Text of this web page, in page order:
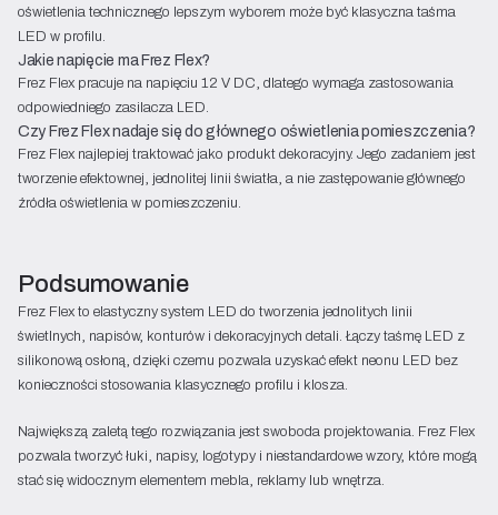
oświetlenia technicznego lepszym wyborem może być klasyczna taśma
LED w profilu.
Jakie napięcie ma Frez Flex?
Frez Flex pracuje na napięciu 12 V DC, dlatego wymaga zastosowania
odpowiedniego zasilacza LED.
Czy Frez Flex nadaje się do głównego oświetlenia pomieszczenia?
Frez Flex najlepiej traktować jako produkt dekoracyjny. Jego zadaniem jest
tworzenie efektownej, jednolitej linii światła, a nie zastępowanie głównego
źródła oświetlenia w pomieszczeniu.
Podsumowanie
Frez Flex to elastyczny system LED do tworzenia jednolitych linii
świetlnych, napisów, konturów i dekoracyjnych detali. Łączy taśmę LED z
silikonową osłoną, dzięki czemu pozwala uzyskać efekt neonu LED bez
konieczności stosowania klasycznego profilu i klosza.
Największą zaletą tego rozwiązania jest swoboda projektowania. Frez Flex
pozwala tworzyć łuki, napisy, logotypy i niestandardowe wzory, które mogą
stać się widocznym elementem mebla, reklamy lub wnętrza.